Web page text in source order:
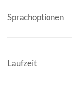
Sprachoptionen
Laufzeit